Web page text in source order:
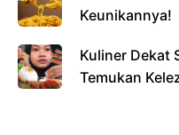
Keunikannya!
Kuliner Dekat
Temukan